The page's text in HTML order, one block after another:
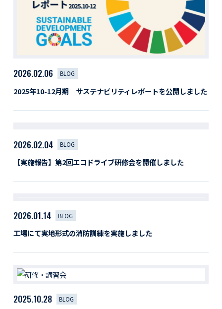
2026.02.06 BLOG
2025年10-12月期 サステナビリティレポートを公開しました
2026.02.04 BLOG
【実施報告】第2回エコドライブ研修会を開催しました
2026.01.14 BLOG
工場にて実地形式の消防訓練を実施しました
2025.10.28 BLOG